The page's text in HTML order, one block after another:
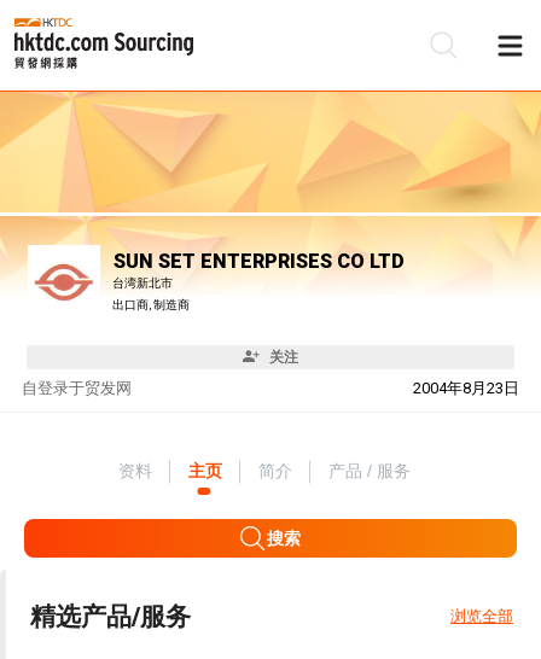
SUN SET ENTERPRISES CO LTD
台湾新北市
出口商, 制造商
关注
自 2004年8月23日
登录于贸发网
资料 主页 简介 产品 / 服务
搜索
精选产品/服务 浏览全部